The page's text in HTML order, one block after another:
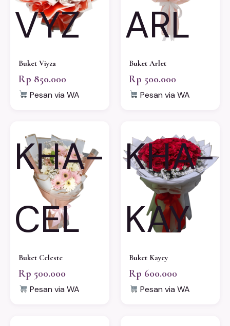
VYZ
Buket Viyza
Rp 850.000
Pesan via WA
ARL
Buket Arlet
Rp 500.000
Pesan via WA
KHA-
CEL
Buket Celeste
Rp 500.000
Pesan via WA
KHA-
KAY
Buket Kayey
Rp 600.000
Pesan via WA